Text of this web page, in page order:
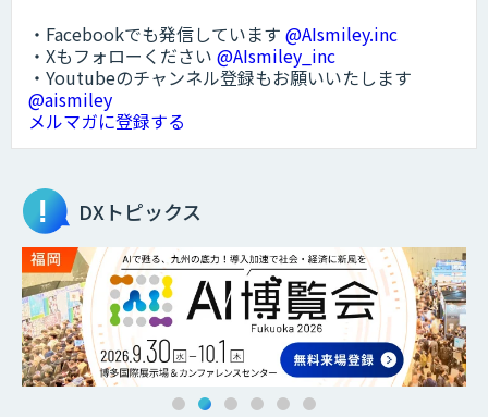
・Facebookでも発信しています @AIsmiley.inc
・Xもフォローください @AIsmiley_inc
・Youtubeのチャンネル登録もお願いいたします
@aismiley
メルマガに登録する
DXトピックス